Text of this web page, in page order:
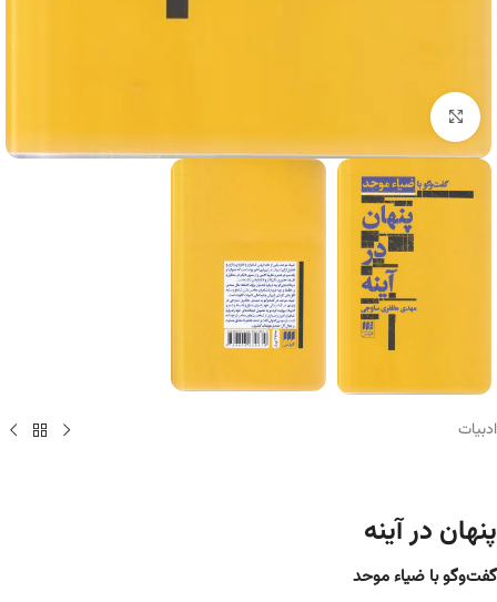
برای بزرگنمایی کلیک کنید
ادبیات
پنهان در آینه
گفت‌و‌گو با ضیاء موحد